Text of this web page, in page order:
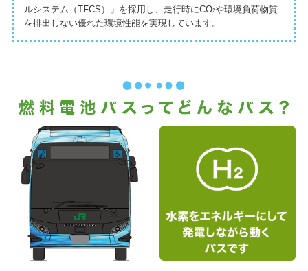
ルシステム（TFCS）」を採用し、 走行時にCO2や環境負荷物質
を排出しない優れた環境性能を実現しています。